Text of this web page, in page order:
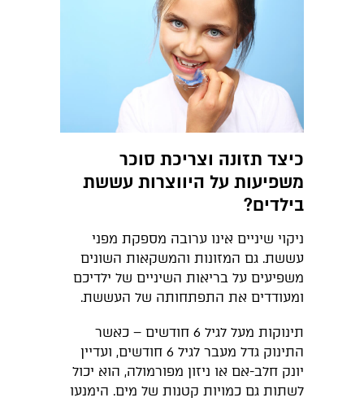
כיצד תזונה וצריכת סוכר
משפיעות על היווצרות עששת
בילדים?
ניקוי שיניים אינו ערובה מספקת מפני
עששת. גם המזונות והמשקאות השונים
משפיעים על בריאות השיניים של ילדיכם
ומעודדים את התפתחותה של העששת.
תינוקות מעל לגיל 6 חודשים – כאשר
התינוק גדל מעבר לגיל 6 חודשים, ועדיין
יונק חלב-אם או ניזון מפורמולה, הוא יכול
לשתות גם כמויות קטנות של מים. הימנעו